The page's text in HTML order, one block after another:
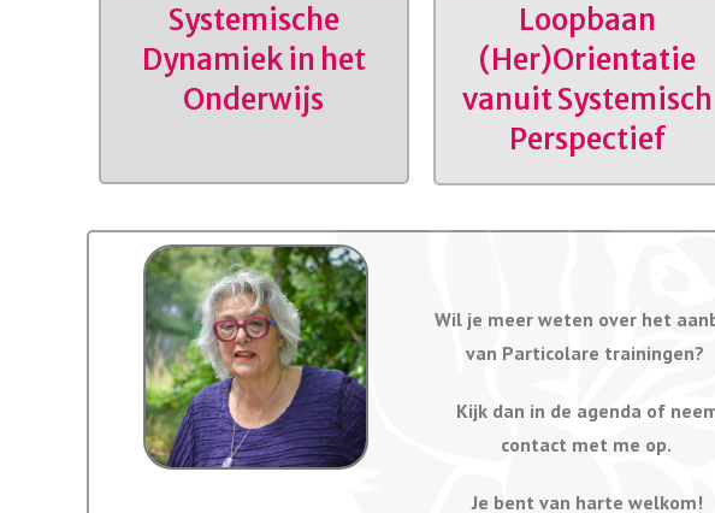
Systemische
Dynamiek in het
Onderwijs
Loopbaan
(Her)Orientatie
vanuit Systemisch
Perspectief
Wil je meer weten over het
van Particolare trainingen?
Kijk dan in de agenda of
contact met me op.
Je bent van harte welkom!